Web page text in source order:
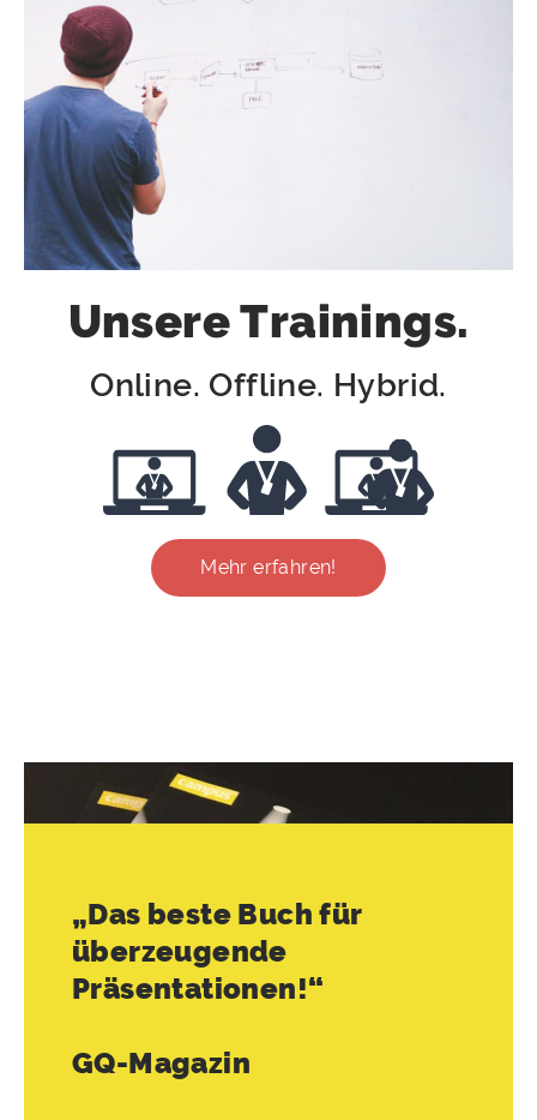
Unsere Trainings.
Online. Offline. Hybrid.
Mehr erfahren!
„Das beste Buch für
überzeugende
Präsentationen!“
GQ-Magazin